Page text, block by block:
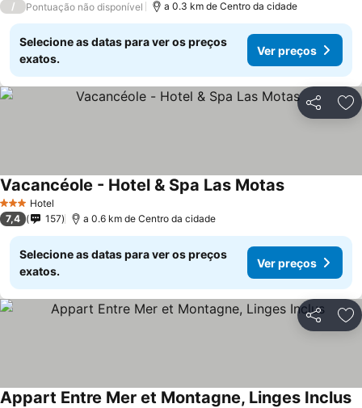
/ Pontuação não disponível a 0.3 km de Centro da cidade
Selecione as datas para ver os preços
exatos.
Ver preços
Partilhar
3 EstrelasHotel
Vacancéole - Hotel & Spa Las Motas
7,4 157 a 0.6 km de Centro da cidade
Selecione as datas para ver os preços
exatos.
Ver preços
Partilhar
Appart Entre Mer et Montagne, Linges Inclus